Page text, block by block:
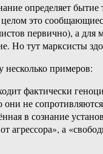
определяет бытие
целом это
первично), а для
Но тут марксисты
несколько примеров:
фактически
не сопротивляются
в сознание
агрессора», а